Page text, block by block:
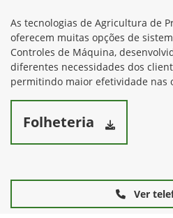
As tecnologias de Agricultura de
oferecem muitas opções de
Controles de Máquina,
diferentes necessidades dos
permitindo maior efetividade nas
Folheteria
Ver